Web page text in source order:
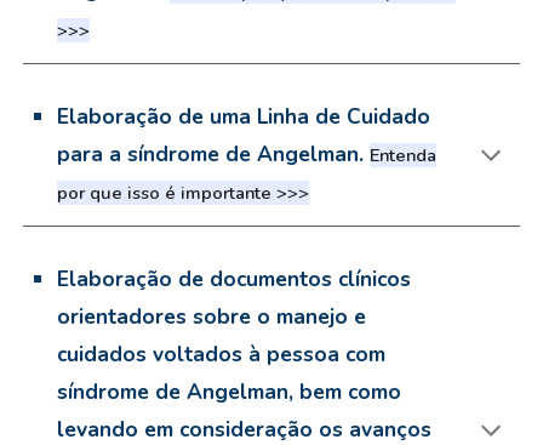
>>>
Elaboração de uma Linha de Cuidado
para a síndrome de Angelman. Entenda
por que isso é importante >>>
Elaboração de documentos clínicos
orientadores sobre o manejo e
cuidados voltados à pessoa com
síndrome de Angelman, bem como
levando em consideração os avanços